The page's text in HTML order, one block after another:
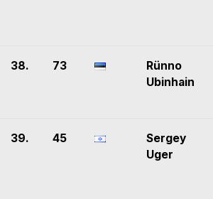
38. 73
Rünno
Ubinhain
39. 45
Sergey
Uger